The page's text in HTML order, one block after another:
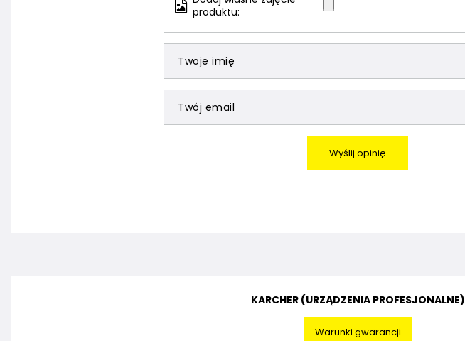
produktu:
Twoje imię
Twój email
Wyślij opinię
KARCHER (URZĄDZENIA PROFESJONALNE)
Warunki gwarancji